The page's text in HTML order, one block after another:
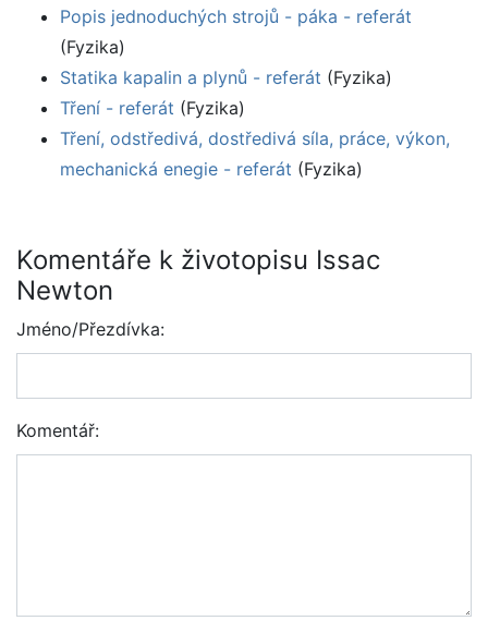
Popis jednoduchých strojů - páka - referát
(Fyzika)
Statika kapalin a plynů - referát (Fyzika)
Tření - referát (Fyzika)
Tření, odstředivá, dostředivá síla, práce, výkon,
mechanická enegie - referát (Fyzika)
Komentáře k životopisu Issac
Newton
Jméno/Přezdívka:
Komentář: